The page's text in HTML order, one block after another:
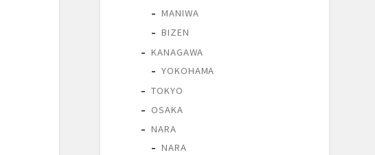
MANIWA
BIZEN
KANAGAWA
YOKOHAMA
TOKYO
OSAKA
NARA
NARA